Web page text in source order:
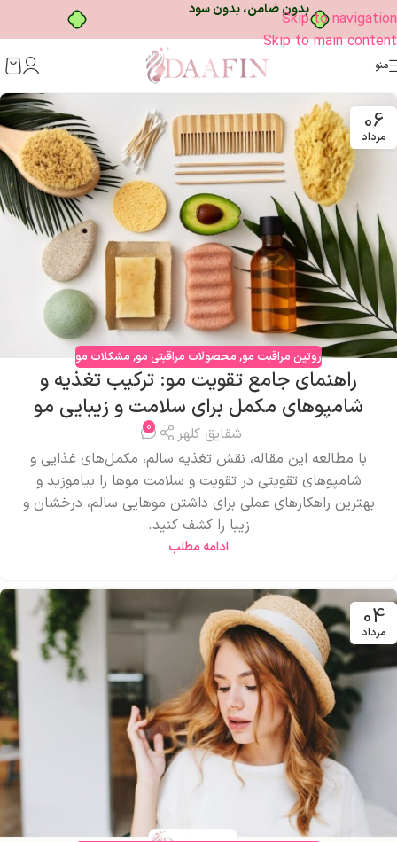
بدون ضامن، بدون سودSkip to navigation
Skip to main content
منو
06
مرداد
روتین مراقبت مو, محصولات مراقبتی مو, مشکلات مو
راهنمای جامع تقویت مو: ترکیب تغذیه و
شامپوهای مکمل برای سلامت و زیبایی مو
شقایق کلهر 0
با مطالعه این مقاله، نقش تغذیه سالم، مکمل‌های غذایی و
شامپوهای تقویتی در تقویت و سلامت موها را بیاموزید و
بهترین راهکارهای عملی برای داشتن موهایی سالم، درخشان و
زیبا را کشف کنید.
ادامه مطلب
04
مرداد